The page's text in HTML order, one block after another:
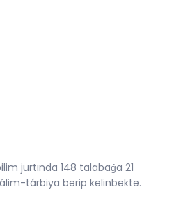
jurtında 148 talabaǵa 21
tárbiya berip kelinbekte.